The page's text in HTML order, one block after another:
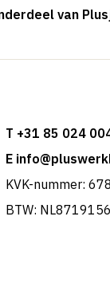
van
T +31 85 024
E
KVK-nummer:
BTW: